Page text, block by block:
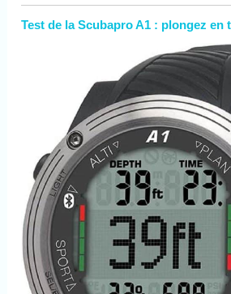
Test de la Scubapro A1 : plongez en